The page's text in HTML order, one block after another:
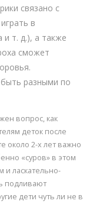
связано с
в
и т. д.), а также
сможет
разными по
вопрос, как
деток после
около 2-х лет важно
«суров» в этом
и ласкательно-
подливают
дети чуть ли не в